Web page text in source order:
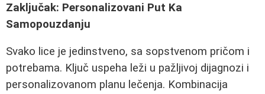
Zaključak: Personalizovani Put Ka
Samopouzdanju
Svako lice je jedinstveno, sa sopstvenom pričom i
potrebama. Ključ uspeha leži u pažljivoj dijagnozi i
personalizovanom planu lečenja. Kombinacija